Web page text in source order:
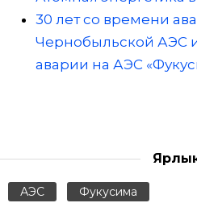
30 лет со времени
Чернобыльской АЭС
аварии на АЭС
АЭС
Фукусима